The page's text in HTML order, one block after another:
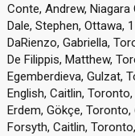
Conte, Andrew, Niagara
Dale, Stephen, Ottawa,
DaRienzo, Gabriella,
De Filippis, Matthew,
Egemberdieva, Gulzat,
English, Caitlin,
Erdem, Gökçe, Toronto,
Forsyth, Caitlin,